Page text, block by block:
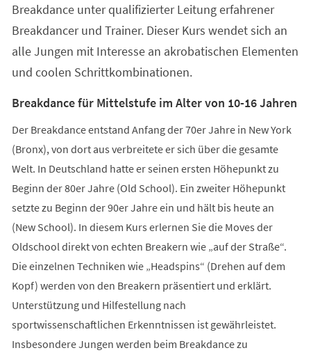
Breakdance unter qualifizierter Leitung erfahrener
Breakdancer und Trainer. Dieser Kurs wendet sich an
alle Jungen mit Interesse an akrobatischen Elementen
und coolen Schrittkombinationen.
Breakdance für Mittelstufe im Alter von 10-16 Jahren
Der Breakdance entstand Anfang der 70er Jahre in New York
(Bronx), von dort aus verbreitete er sich über die gesamte
Welt. In Deutschland hatte er seinen ersten Höhepunkt zu
Beginn der 80er Jahre (Old School). Ein zweiter Höhepunkt
setzte zu Beginn der 90er Jahre ein und hält bis heute an
(New School). In diesem Kurs erlernen Sie die Moves der
Oldschool direkt von echten Breakern wie „auf der Straße“.
Die einzelnen Techniken wie „Headspins“ (Drehen auf dem
Kopf) werden von den Breakern präsentiert und erklärt.
Unterstützung und Hilfestellung nach
sportwissenschaftlichen Erkenntnissen ist gewährleistet.
Insbesondere Jungen werden beim Breakdance zu